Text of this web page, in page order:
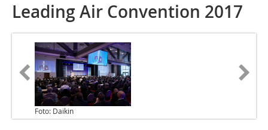
Leading Air Convention 2017
Foto: Daikin